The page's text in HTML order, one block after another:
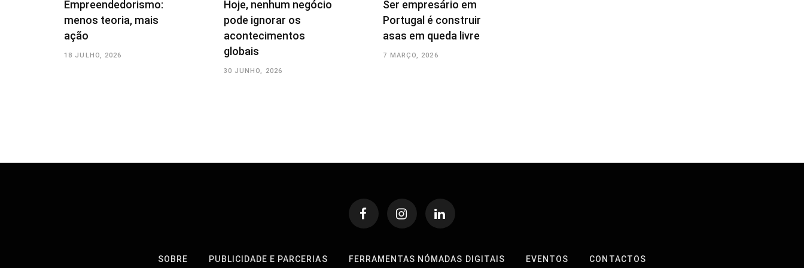
Empreendedorismo:
menos teoria, mais
ação
18 JULHO, 2026
Hoje, nenhum negócio
pode ignorar os
acontecimentos
globais
30 JUNHO, 2026
Ser empresário em
Portugal é construir
asas em queda livre
7 MARÇO, 2026
SOBRE PUBLICIDADE E PARCERIAS FERRAMENTAS NÓMADAS DIGITAIS EVENTOS CONTACTOS